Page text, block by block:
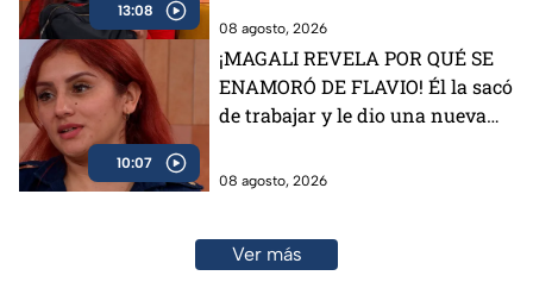
13:08
08 agosto, 2026
10:07
¡MAGALI REVELA POR QUÉ SE
ENAMORÓ DE FLAVIO! Él la sacó
de trabajar y le dio una nueva
08 agosto, 2026
Ver más